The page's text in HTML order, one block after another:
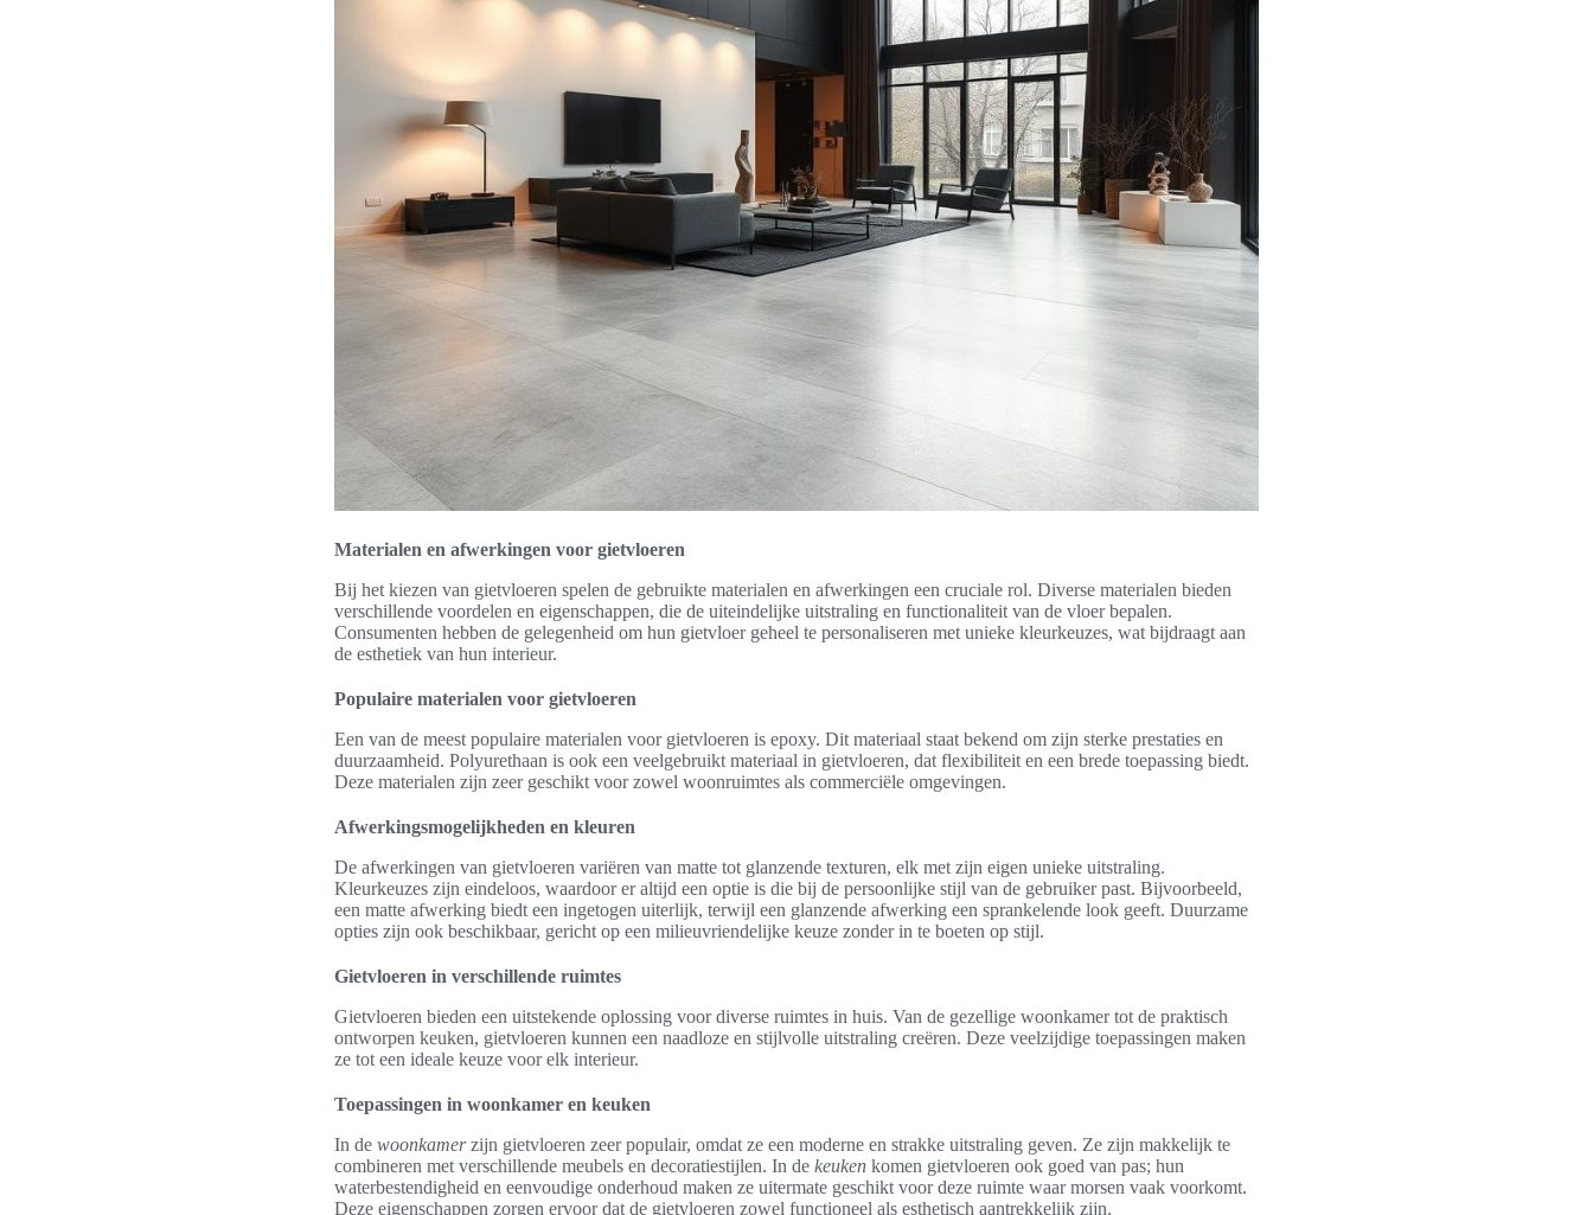
Materialen en afwerkingen voor gietvloeren
Bij het kiezen van gietvloeren spelen de gebruikte materialen en afwerkingen een cruciale rol. Diverse materialen bieden
verschillende voordelen en eigenschappen, die de uiteindelijke uitstraling en functionaliteit van de vloer bepalen.
Consumenten hebben de gelegenheid om hun gietvloer geheel te personaliseren met unieke kleurkeuzes, wat bijdraagt aan
de esthetiek van hun interieur.
Populaire materialen voor gietvloeren
Een van de meest populaire materialen voor gietvloeren is epoxy. Dit materiaal staat bekend om zijn sterke prestaties en
duurzaamheid. Polyurethaan is ook een veelgebruikt materiaal in gietvloeren, dat flexibiliteit en een brede toepassing biedt.
Deze materialen zijn zeer geschikt voor zowel woonruimtes als commerciële omgevingen.
Afwerkingsmogelijkheden en kleuren
De afwerkingen van gietvloeren variëren van matte tot glanzende texturen, elk met zijn eigen unieke uitstraling.
Kleurkeuzes zijn eindeloos, waardoor er altijd een optie is die bij de persoonlijke stijl van de gebruiker past. Bijvoorbeeld,
een matte afwerking biedt een ingetogen uiterlijk, terwijl een glanzende afwerking een sprankelende look geeft. Duurzame
opties zijn ook beschikbaar, gericht op een milieuvriendelijke keuze zonder in te boeten op stijl.
Gietvloeren in verschillende ruimtes
Gietvloeren bieden een uitstekende oplossing voor diverse ruimtes in huis. Van de gezellige woonkamer tot de praktisch
ontworpen keuken, gietvloeren kunnen een naadloze en stijlvolle uitstraling creëren. Deze veelzijdige toepassingen maken
ze tot een ideale keuze voor elk interieur.
Toepassingen in woonkamer en keuken
In de woonkamerzijn gietvloeren zeer populair, omdat ze een moderne en strakke uitstraling geven. Ze zijn makkelijk te
combineren met verschillende meubels en decoratiestijlen. In de keuken komen gietvloeren ook goed van pas; hun
waterbestendigheid en eenvoudige onderhoud maken ze uitermate geschikt voor deze ruimte waar morsen vaak voorkomt.
Deze eigenschappen zorgen ervoor dat de gietvloeren zowel functioneel als esthetisch aantrekkelijk zijn.